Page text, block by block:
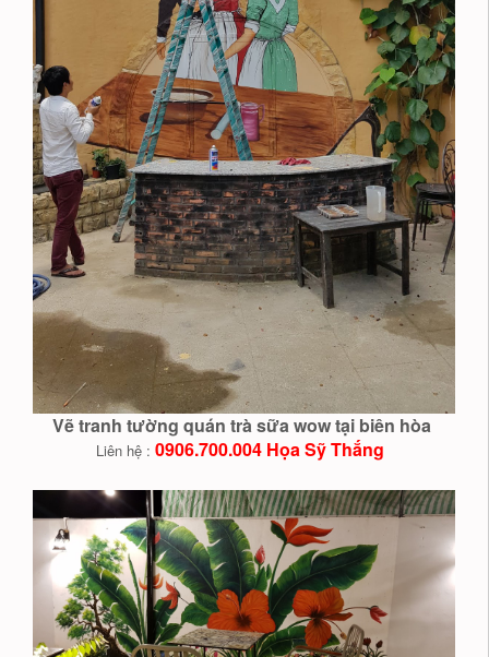
Vẽ tranh tường quán trà sữa wow tại biên hòa
Liên hệ : 0906.700.004 Họa Sỹ Thắng